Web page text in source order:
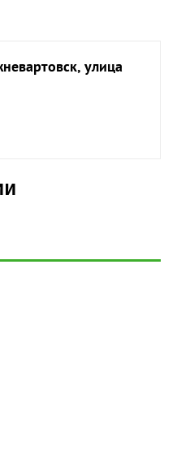
улица